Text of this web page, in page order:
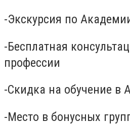
-Экскурсия по
-Бесплатная
профессии
-Скидка на обучение в
-Место в бонусных